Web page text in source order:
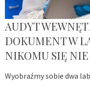
AUDYT
DOKUMENT W
NIKOMU SIĘ NIE
Wyobraźmy sobie dwa